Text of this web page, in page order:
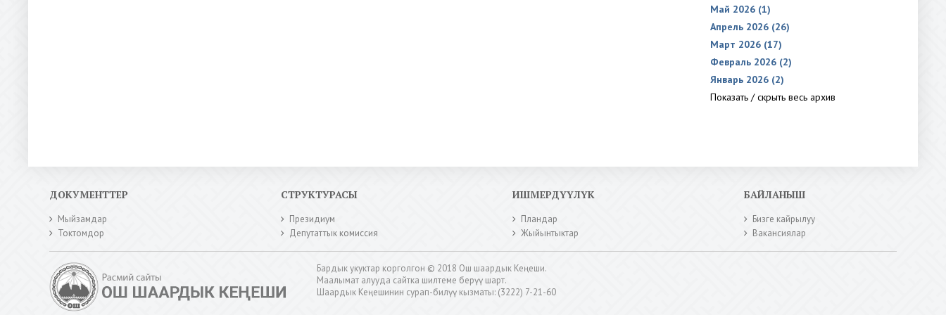
Май 2026 (1)
Апрель 2026 (26)
Март 2026 (17)
Февраль 2026 (2)
Январь 2026 (2)
Показать / скрыть весь архив
ДОКУМЕНТТЕР
Мыйзамдар
Токтомдор
СТРУКТУРАСЫ
Президиум
Депутаттык комиссия
ИШМЕРДҮҮЛҮК
Пландар
Жыйынтыктар
БАЙЛАНЫШ
Бизге кайрылуу
Вакансиялар
Бардык укуктар корголгон © 2018 Ош шаардык Кеңеши.
Маалымат алууда сайтка шилтеме берүү шарт.
Шаардык Кеңешинин сурап-билүү кызматы: (3222) 7-21-60